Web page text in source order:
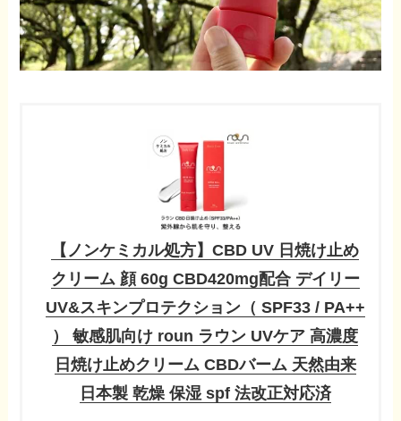
【ノンケミカル処方】CBD UV 日焼け止め
クリーム 顔 60g CBD420mg配合 デイリー
UV&スキンプロテクション（ SPF33 / PA++
） 敏感肌向け roun ラウン UVケア 高濃度
日焼け止めクリーム CBDバーム 天然由来
日本製 乾燥 保湿 spf 法改正対応済